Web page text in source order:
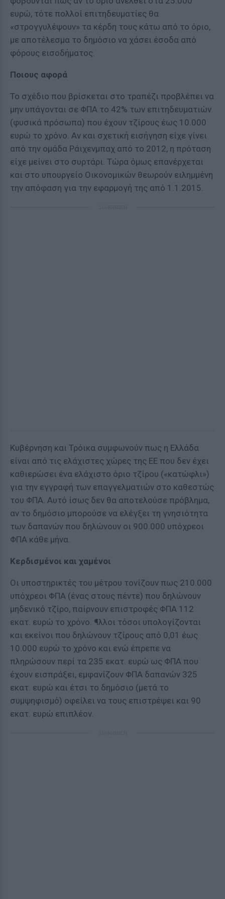
ευρώ, τότε πολλοί επιτηδευματίες θα
«στρογγυλέψουν» τα κέρδη τους κάτω από το όριο,
με αποτέλεσμα το δημόσιο να χάσει έσοδα από
φόρους εισοδήματος.
Ποιους αφορά
Το σχέδιο που βρίσκεται στο τραπέζι προβλέπει να
μην υπάγονται σε ΦΠΑ το 42% των επιτηδευματιών
(φυσικά πρόσωπα) που έχουν τζίρους έως 10.000
ευρώ το χρόνο. Αν και σχετική εισήγηση είχε γίνει
από την ομάδα Ράιχενμπαχ από το 2012, η πρόταση
είχε μείνει στο συρτάρι. Τώρα όμως επανέρχεται
και στο υπουργείο Οικονομικών θεωρούν ειλημμένη
την απόφαση για την εφαρμογή της από 1.1.2015.
Κυβέρνηση και Τρόικα συμφωνούν πως η Ελλάδα
είναι από τις ελάχιστες χώρες της ΕΕ που δεν έχει
καθιερώσει ένα ελάχιστο όριο τζίρου («κατώφλι»)
για την εγγραφή των επαγγελματιών στο καθεστώς
του ΦΠΑ. Αυτό ίσως δεν θα αποτελούσε πρόβλημα,
αν το δημόσιο μπορούσε να ελέγξει τη γνησιότητα
των δαπανών που δηλώνουν οι 900.000 υπόχρεοι
ΦΠΑ κάθε μήνα.
Κερδισμένοι και χαμένοι
Οι υποστηρικτές του μέτρου τονίζουν πως 210.000
υπόχρεοι ΦΠΑ (ένας στους πέντε) που δηλώνουν
μηδενικό τζίρο, παίρνουν επιστροφές ΦΠΑ 112
εκατ. ευρώ το χρόνο. ¶λλοι τόσοι υπολογίζονται
και εκείνοι που δηλώνουν τζίρους από 0,01 έως
10.000 ευρώ το χρόνο και ενώ έπρεπε να
πληρώσουν περί τα 235 εκατ. ευρώ ως ΦΠΑ που
έχουν εισπράξει, εμφανίζουν ΦΠΑ δαπανών 325
εκατ. ευρώ και έτσι το δημόσιο (μετά το
συμψηφισμό) οφείλει να τους επιστρέψει και 90
εκατ. ευρώ επιπλέον.